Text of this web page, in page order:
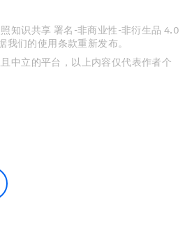
知识共享 署名-非商业性-非衍生品 4.0
我们的使用条款重新发布。
中立的平台，以上内容仅代表作者个